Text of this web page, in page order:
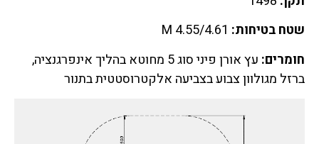
שטח בטיחות:
חומרים:
עץ אורן פיני סוג 5 מחוטא בהליך אינפרגנציה,
ברזל מגולוון צבוע בצביעה אלקטרוסטטית בתנור